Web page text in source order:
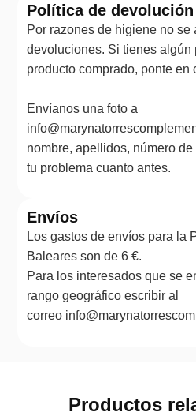
Política de devolución
Por razones de higiene no se
devoluciones. Si tienes algún
producto comprado, ponte en
Envíanos una foto a
nombre, apellidos, número
tu problema cuanto antes.
Envíos
Los gastos de envíos para la
Baleares son de 6 €.
Para los interesados que se
rango geográfico escribir al
correo
Productos